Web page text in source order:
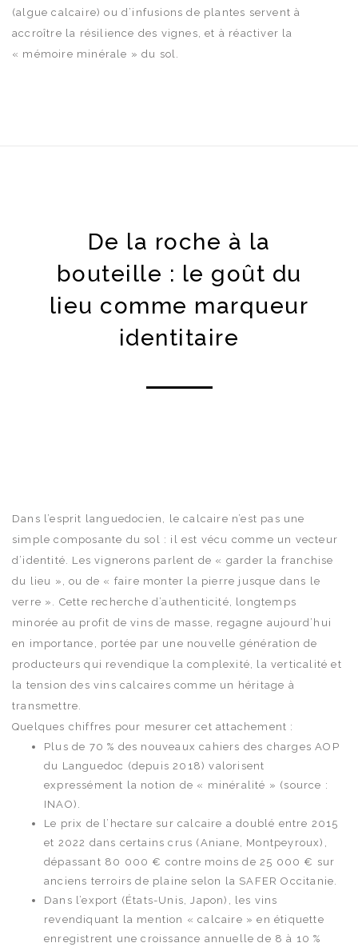
(algue calcaire) ou d’infusions de plantes servent à
accroître la résilience des vignes, et à réactiver la
« mémoire minérale » du sol.
De la roche à la
bouteille : le goût du
lieu comme marqueur
identitaire
Dans l’esprit languedocien, le calcaire n’est pas une
simple composante du sol : il est vécu comme un vecteur
d’identité. Les vignerons parlent de « garder la franchise
du lieu », ou de « faire monter la pierre jusque dans le
verre ». Cette recherche d’authenticité, longtemps
minorée au profit de vins de masse, regagne aujourd’hui
en importance, portée par une nouvelle génération de
producteurs qui revendique la complexité, la verticalité et
la tension des vins calcaires comme un héritage à
transmettre.
Quelques chiffres pour mesurer cet attachement :
Plus de 70 % des nouveaux cahiers des charges AOP
du Languedoc (depuis 2018) valorisent
expressément la notion de « minéralité » (source :
INAO).
Le prix de l’hectare sur calcaire a doublé entre 2015
et 2022 dans certains crus (Aniane, Montpeyroux),
dépassant 80 000 € contre moins de 25 000 € sur
anciens terroirs de plaine selon la SAFER Occitanie.
Dans l’export (États-Unis, Japon), les vins
revendiquant la mention « calcaire » en étiquette
enregistrent une croissance annuelle de 8 à 10 %